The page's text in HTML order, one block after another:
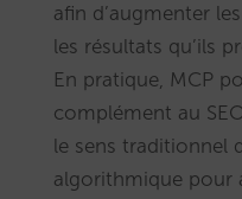
afin d’augmenter
les résultats qu’ils
En pratique, MCP
complément au
le sens traditionnel
algorithmique pour